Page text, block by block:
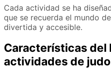
Cada actividad se ha
que se recuerda el mundo
divertida y accesible.
Características del
actividades de